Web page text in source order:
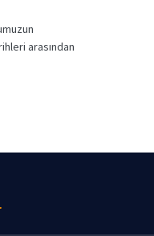
arasından